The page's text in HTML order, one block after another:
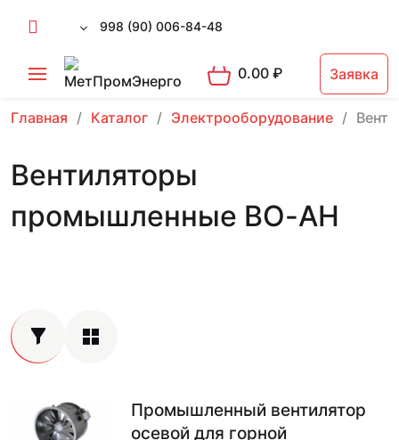
998 (90) 006-84-48
0.00₽ Заявка
Главная Каталог Электрооборудование
Вентиляторы
промышленные ВО-АН
Промышленный вентилятор
осевой для горной